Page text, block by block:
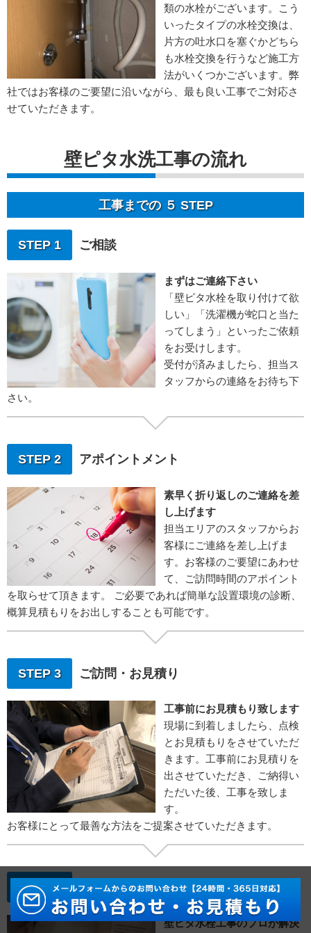
類の水栓がございます。こう
いったタイプの水栓交換は、
片方の吐水口を塞ぐかどちら
も水栓交換を行うなど施工方
法がいくつかございます。弊
社ではお客様のご要望に沿いながら、最も良い工事でご対応さ
せていただきます。
壁ピタ水洗工事の流れ
工事までの ５ STEP
STEP 1 ご相談
まずはご連絡下さい
「壁ピタ水栓を取り付けて欲
しい」「洗濯機が蛇口と当た
ってしまう」といったご依頼
をお受けします。
受付が済みましたら、担当ス
タッフからの連絡をお待ち下
さい。
STEP 2 アポイントメント
素早く折り返しのご連絡を差
し上げます
担当エリアのスタッフからお
客様にご連絡を差し上げま
す。お客様のご要望にあわせ
て、ご訪問時間のアポイント
を取らせて頂きます。 ご必要であれば簡単な設置環境の診断、
概算見積もりをお出しすることも可能です。
STEP 3 ご訪問・お見積り
工事前にお見積もり致します
現場に到着しましたら、点検
とお見積もりをさせていただ
きます。工事前にお見積りを
出させていただき、ご納得い
ただいた後、工事を致しま
す。
お客様にとって最善な方法をご提案させていただきます。
STEP 4 水栓取り付け工事
壁ピタ水栓工事のプロが解決